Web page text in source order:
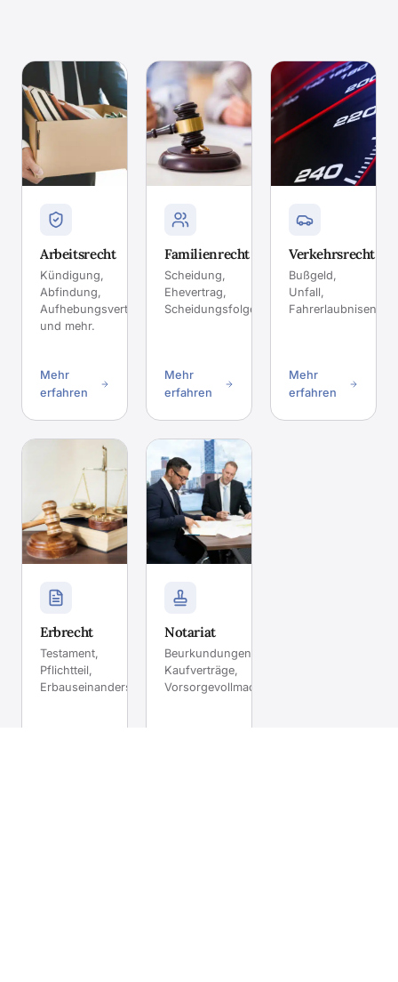
Arbeitsrecht
Kündigung,
Abfindung,
Aufhebungsvertrag
und mehr.
Mehr
erfahren
Familienrecht
Scheidung,
Ehevertrag,
Scheidungsfolgenvereinbarung.
Mehr
erfahren
Verkehrsrecht
Bußgeld,
Unfall,
Mehr
erfahren
Erbrecht
Testament,
Pflichtteil,
Erbauseinandersetzung.
Notariat
Beurkundungen,
Kaufverträge,
Vorsorgevollmacht.